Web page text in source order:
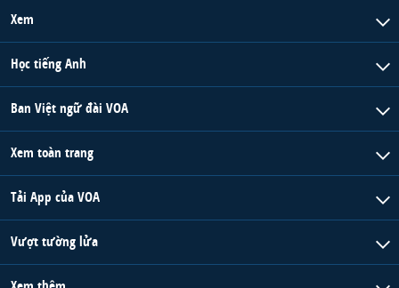
Xem
Học tiếng Anh
Ban Việt ngữ đài VOA
Xem toàn trang
Tải App của VOA
Vượt tường lửa